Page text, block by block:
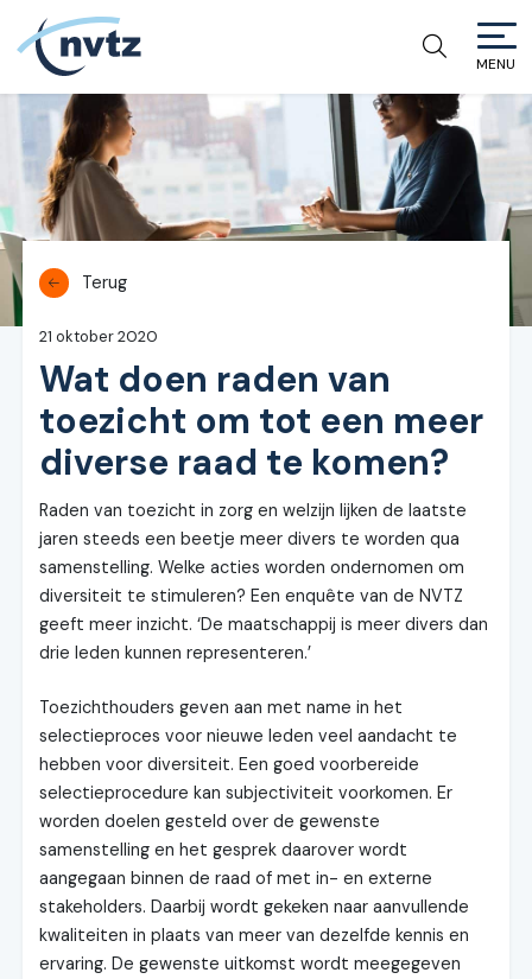
NVTZ
MENU
Terug
21 oktober 2020
Wat doen raden van
toezicht om tot een meer
diverse raad te komen?
Raden van toezicht in zorg en welzijn lijken de laatste
jaren steeds een beetje meer divers te worden qua
samenstelling. Welke acties worden ondernomen om
diversiteit te stimuleren? Een enquête van de NVTZ
geeft meer inzicht. ‘De maatschappij is meer divers dan
drie leden kunnen representeren.’
Toezichthouders geven aan met name in het
selectieproces voor nieuwe leden veel aandacht te
hebben voor diversiteit. Een goed voorbereide
selectieprocedure kan subjectiviteit voorkomen. Er
worden doelen gesteld over de gewenste
samenstelling en het gesprek daarover wordt
aangegaan binnen de raad of met in- en externe
stakeholders. Daarbij wordt gekeken naar aanvullende
kwaliteiten in plaats van meer van dezelfde kennis en
ervaring. De gewenste uitkomst wordt meegegeven